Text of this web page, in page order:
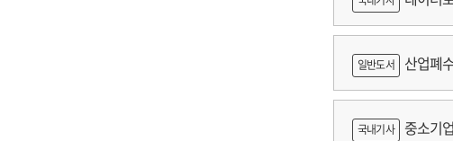
쟁
일반도서 산업폐
출목록 구축 고도
국내기사 중소기